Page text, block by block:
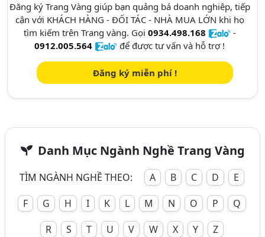
Đăng ký Trang Vàng giúp bạn quảng bá doanh nghiêp, tiếp
cận với KHÁCH HÀNG - ĐỐI TÁC - NHÀ MUA LỚN khi họ
tìm kiếm trên Trang vàng. Gọi 0934.498.168
-
0912.005.564
để được tư vấn và hỗ trợ !
Đăng ký miễn phí !
Danh Mục Ngành Nghề Trang Vàng
TÌM NGÀNH NGHỀ THEO: A B C D
E
F
G H I K L M N O P
Q
R
S T U V W X Y Z